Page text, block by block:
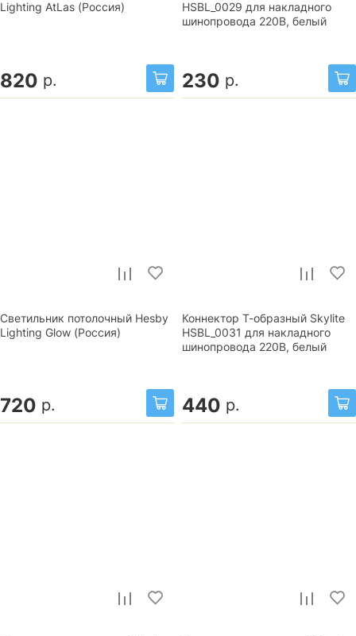
Lighting AtLas (Россия)
820 р.
HSBL_0029 для накладного
шинопровода 220В, белый
230 р.
Светильник потолочный Hesby
Lighting Glow (Россия)
720 р.
Коннектор Т-образный Skylite
HSBL_0031 для накладного
шинопровода 220В, белый
440 р.